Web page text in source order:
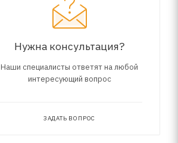
Нужна консультация?
Наши специалисты ответят на любой
интересующий вопрос
ЗАДАТЬ ВОПРОС